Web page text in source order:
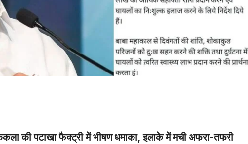
की पटाखा फैक्ट्री में भीषण धमाका, इलाके में मची अफरा-तफरी